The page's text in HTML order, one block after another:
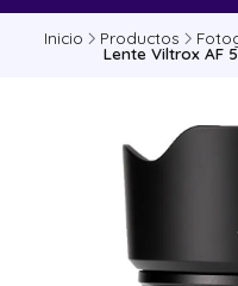
Inicio Productos
Lente Viltrox AF